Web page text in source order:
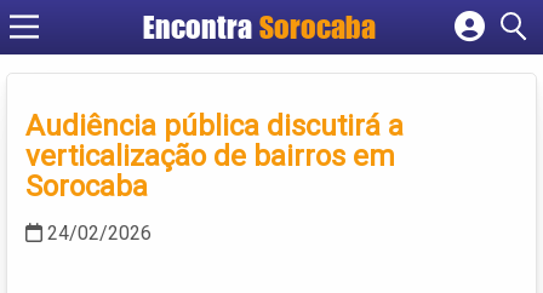
EncontraSorocaba
Cadastrar empresa
Criar conta
Audiência pública discutirá a
verticalização de bairros em
Sorocaba
24/02/2026